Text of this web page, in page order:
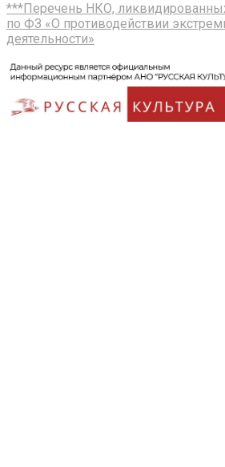
***Перечень НКО,
по ФЗ «О противодействии
деятельности»